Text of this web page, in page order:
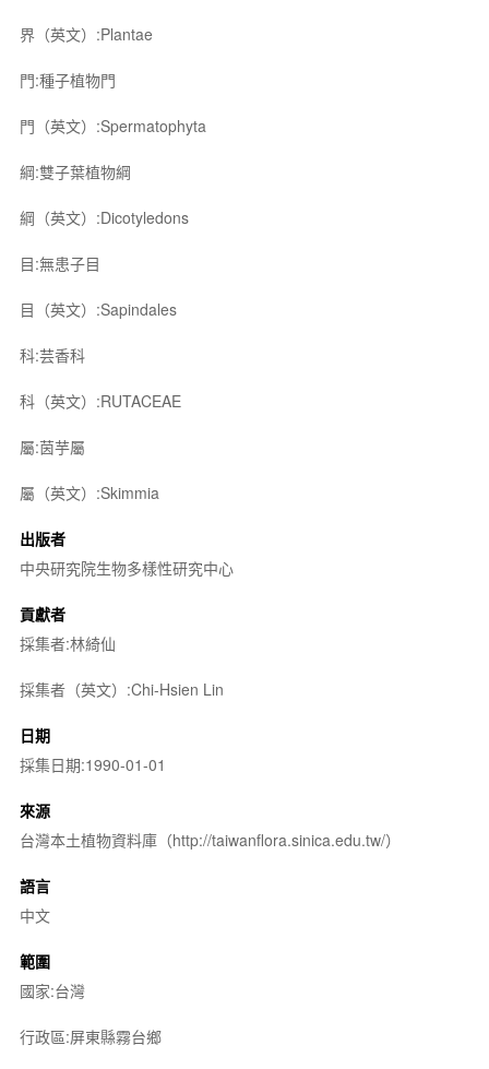
界（英文）:Plantae
門:種子植物門
門（英文）:Spermatophyta
綱:雙子葉植物綱
綱（英文）:Dicotyledons
目:無患子目
目（英文）:Sapindales
科:芸香科
科（英文）:RUTACEAE
屬:茵芋屬
屬（英文）:Skimmia
出版者
中央研究院生物多樣性研究中心
貢獻者
採集者:林綺仙
採集者（英文）:Chi-Hsien Lin
日期
採集日期:1990-01-01
來源
台灣本土植物資料庫（http://taiwanflora.sinica.edu.tw/）
語言
中文
範圍
國家:台灣
行政區:屏東縣霧台鄉